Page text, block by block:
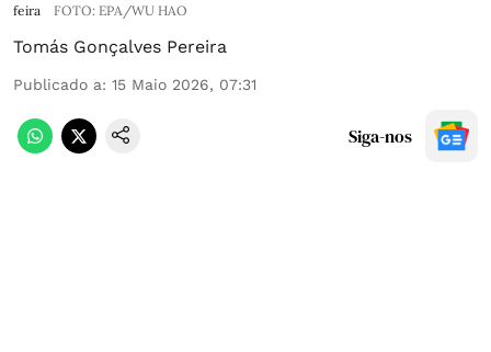
feira
FOTO: EPA/WU HAO
Tomás Gonçalves Pereira
Publicado a: 15 Maio 2026, 07:31
Siga-nos